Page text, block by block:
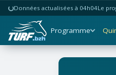
Données actualisées à 04h04Le
Programme